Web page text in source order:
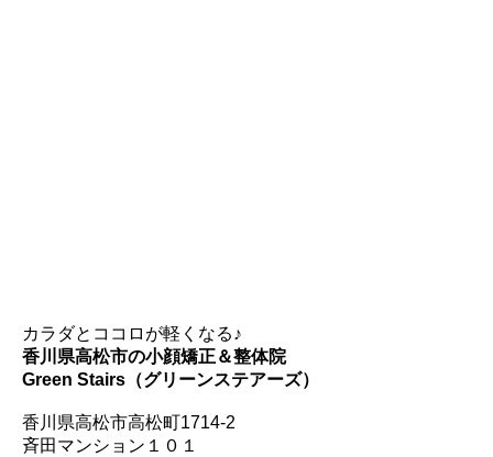
カラダとココロが軽くなる♪
香川県高松市の小顔矯正＆整体院
Green Stairs（グリーンステアーズ）
香川県高松市高松町1714-2
斉田マンション１０１